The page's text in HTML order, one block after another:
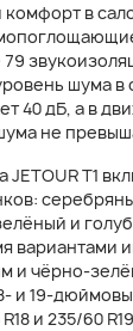
в
шума в
40 дБ, а в
не
JETOUR T1
и
вариантами
и чёрно-
и 19-
и 235/60